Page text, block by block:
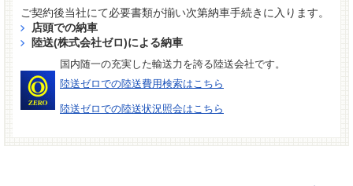
ご契約後当社にて必要書類が揃い次第納車手続きに入ります。
店頭での納車
陸送(株式会社ゼロ)による納車
国内随一の充実した輸送力を誇る陸送会社です。
陸送ゼロでの陸送費用検索はこちら
陸送ゼロでの陸送状況照会はこちら